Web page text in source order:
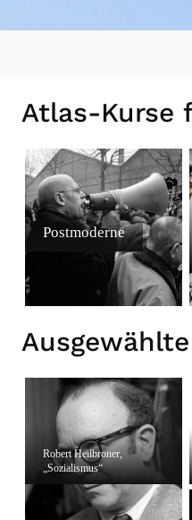
Atlas-Kurse
Postmoderne
Robert Heilbroner,
„Sozialismus“